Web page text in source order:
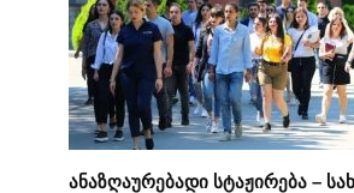
ანაზღაურებადი სტაჟირება –